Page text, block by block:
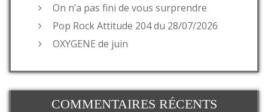
On n’a pas fini de vous surprendre
Pop Rock Attitude 204 du 28/07/2026
OXYGENE de juin
COMMENTAIRES RÉCENTS